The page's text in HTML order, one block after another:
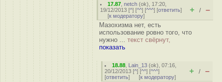
17.87 ,netch (ok), 17:20,
19/12/2013 [^] [^^] [^^^] [ответить]
[к модератору]
+ / –
Мазохизма нет, есть
использование ровно того, что
нужно ... текст свёрнут,
показать
18.88 Lain_13 (ok), 07:16,
20/12/2013 [^] [^^] [^^^]
[ответить] [к модератору]
+ / –